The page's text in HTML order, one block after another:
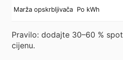
Marža opskrbljivača Po kWh
Pravilo: dodajte 30–60 %
cijenu.